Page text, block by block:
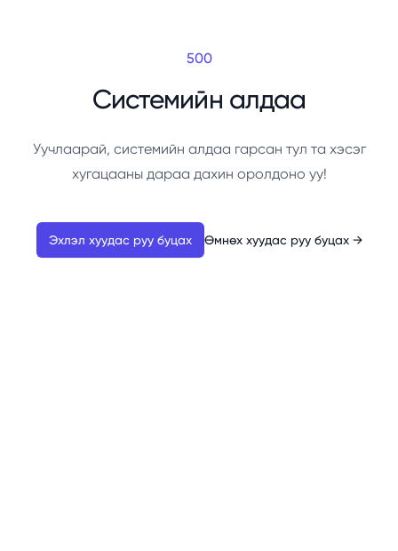
500
Системийн алдаа
Уучлаарай, системийн алдаа гарсан тул та хэсэг
хугацааны дараа дахин оролдоно уу!
Эхлэл хуудас руу буцах Өмнөх хуудас руу буцах →